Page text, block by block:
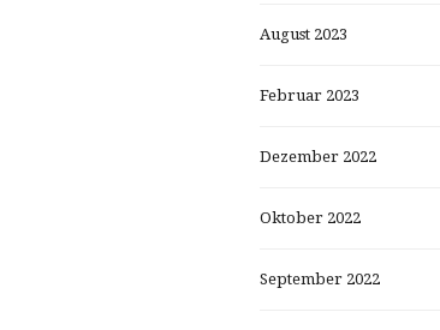
August 2023
Februar 2023
Dezember 2022
Oktober 2022
September 2022